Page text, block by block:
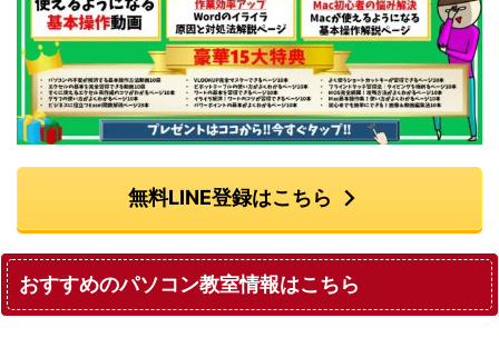
無料LINE登録はこちら
おすすめのパソコン教室情報はこちら